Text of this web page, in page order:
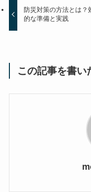
防災対策の方法とは？
的な準備と実践
この記事を書い